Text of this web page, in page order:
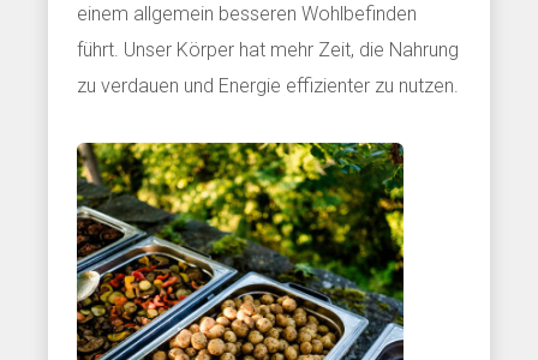
einem allgemein besseren Wohlbefinden
führt. Unser Körper hat mehr Zeit, die Nahrung
zu verdauen und Energie effizienter zu nutzen.